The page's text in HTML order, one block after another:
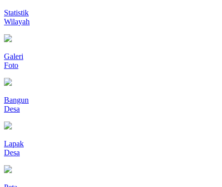
Statistik
Wilayah
Galeri
Foto
Bangun
Desa
Lapak
Desa